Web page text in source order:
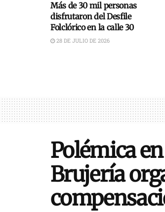
Más de 30 mil personas
disfrutaron del Desfile
Folclórico en la calle 30
28 DE JULIO DE 2026
Polémica
Brujería